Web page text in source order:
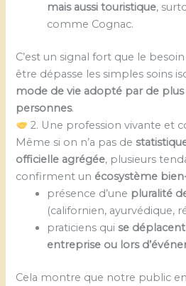
mais aussi touristique,
comme Cognac.
C’est un signal fort que le
être dépasse les simples soins
mode de vie adopté par de
personnes.
2. Une profession vivante et
Même si on n’a pas de
officielle agrégée, plusieurs
confirment un écosystème
présence d’une pluralité
(californien, ayurvédique,
praticiens quise
entreprise ou lors
Cela montre que notre public